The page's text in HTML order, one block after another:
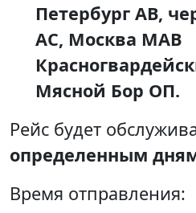
Петербург АВ,
АС, Москва МАВ
Мясной Бор ОП.
Рейс будет
определенным
Время отправления: